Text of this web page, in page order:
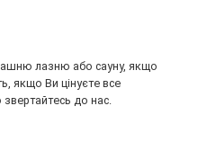
лазню або сауну, якщо
якщо Ви цінуєте все
звертайтесь до нас.